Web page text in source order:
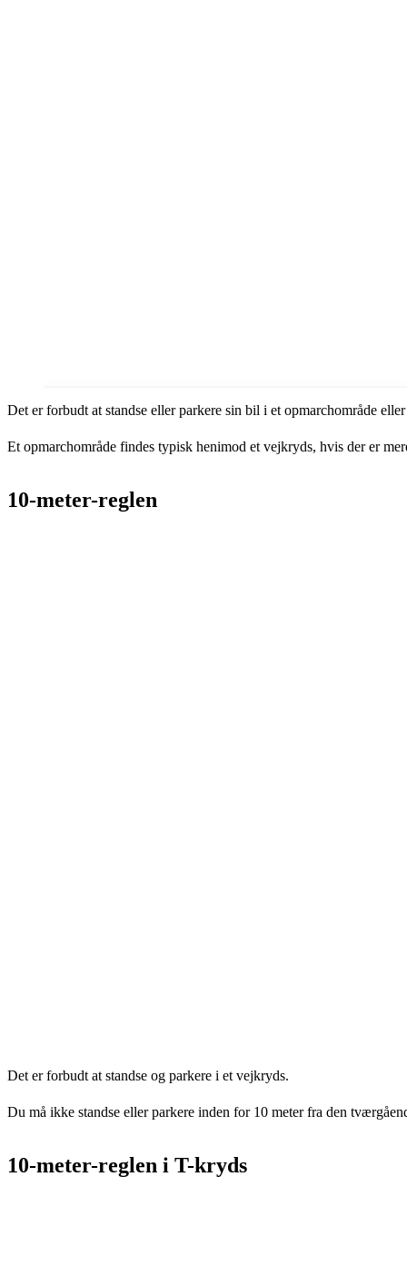
Det er forbudt at standse eller parkere sin bil i et opmarchområde
Et opmarchområde findes typisk henimod et vejkryds, hvis der er
10-meter-reglen
Det er forbudt at standse og parkere i et vejkryds.
Du må ikke standse eller parkere inden for 10 meter fra den
10-meter-reglen i T-kryds